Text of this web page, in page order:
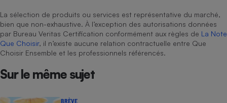
La sélection de produits ou services est représentative du marché,
bien que non-exhaustive. À l’exception des autorisations données
par Bureau Veritas Certification conformément aux règles de La Note
Que Choisir, il n’existe aucune relation contractuelle entre Que
Choisir Ensemble et les professionnels référencés.
Sur le même sujet
BRÈVE